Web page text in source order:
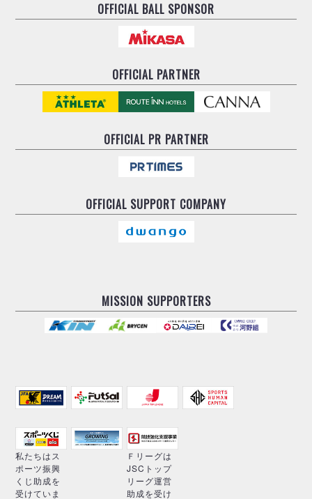
OFFICIAL BALL SPONSOR
OFFICIAL PARTNER
OFFICIALPR PARTNER
OFFICIAL SUPPORT COMPANY
MISSION SUPPORTERS
私たちはス
ポーツ振興
くじ助成を
受けていま
Ｆリーグは
JSCトップ
リーグ運営
助成を受け